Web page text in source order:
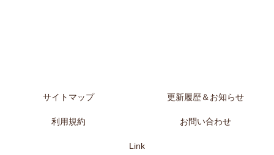
サイトマップ 更新履歴＆お知らせ
利用規約 お問い合わせ
Link